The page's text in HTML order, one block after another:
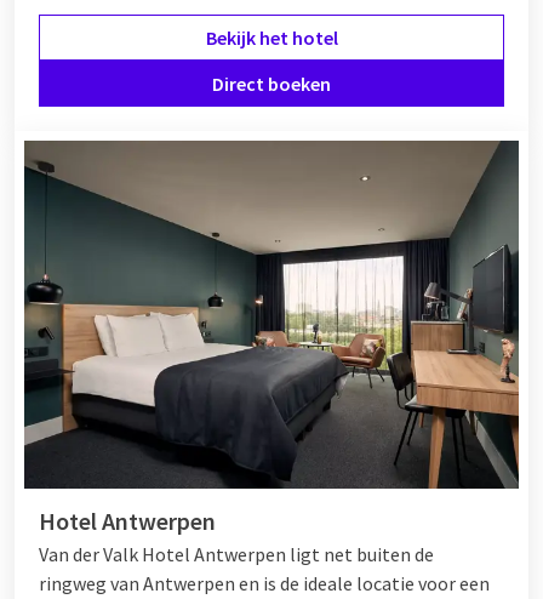
Bekijk het hotel
Direct boeken
Hotel Antwerpen
Van der Valk Hotel Antwerpen ligt net buiten de
ringweg van Antwerpen en is de ideale locatie voor een